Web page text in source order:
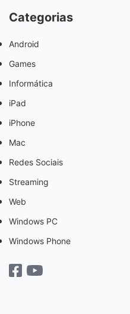
Categorias
Android
Games
Informática
iPad
iPhone
Mac
Redes Sociais
Streaming
Web
Windows PC
Windows Phone